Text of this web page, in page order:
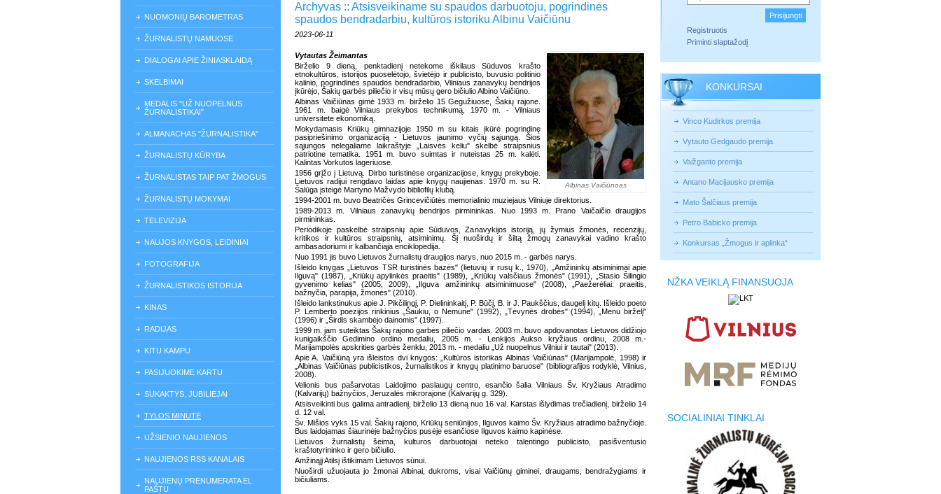
NUOMONIŲ BAROMETRAS
ŽURNALISTŲ NAMUOSE
DIALOGAI APIE ŽINIASKLAIDĄ
SKELBIMAI
MEDALIS "UŽ NUOPELNUS
ŽURNALISTIKAI"
ALMANACHAS "ŽURNALISTIKA"
ŽURNALISTŲ KŪRYBA
ŽURNALISTAS TAIP PAT ŽMOGUS
ŽURNALISTŲ MOKYMAI
TELEVIZIJA
NAUJOS KNYGOS, LEIDINIAI
FOTOGRAFIJA
ŽURNALISTIKOS ISTORIJA
KINAS
RADIJAS
KITU KAMPU
PASIJUOKIME KARTU
SUKAKTYS, JUBILIEJAI
TYLOS MINUTĖ
UŽSIENIO NAUJIENOS
NAUJIENOS RSS KANALAIS
NAUJIENŲ PRENUMERATA EL.
PAŠTU
Archyvas :: Atsisveikiname su spaudos darbuotoju, pogrindinės
spaudos bendradarbiu, kultūros istoriku Albinu Vaičiūnu
2023-06-11
Albinas Vaičiūnoas
Vytautas Žeimantas
Birželio 9 dieną, penktadienį netekome iškilaus Sūduvos krašto
etnokultūros, istorijos puoselėtojo, švietėjo ir publicisto, buvusio politinio
kalinio, pogrindinės spaudos bendradarbio, Vilniaus zanavykų bendrijos
įkūrėjo, Šakių garbės piliečio ir visų mūsų gero bičiulio Albino Vaičiūno.
Albinas Vaičiūnas gimė 1933 m. birželio 15 Gegužiuose, Šakių rajone.
1961 m. baigė Vilniaus prekybos technikumą, 1970 m. - Vilniaus
universitete ekonomiką.
Mokydamasis Kriūkų gimnazijoje 1950 m su kitais įkūrė pogrindinę
pasipriešinimo organizaciją - Lietuvos jaunimo vyčių sąjungą. Šios
sąjungos nelegaliame laikraštyje „Laisvės keliu" skelbė straipsnius
patriotine tematika. 1951 m. buvo suimtas ir nuteistas 25 m. kalėti.
Kalintas Vorkutos lageriuose.
1956 grįžo į Lietuvą. Dirbo turistinėse organizacijose, knygų prekyboje.
Lietuvos radijui rengdavo laidas apie knygų naujienas. 1970 m. su R.
Šalūga įsteigė Martyno Mažvydo bibliofilų klubą.
1994-2001 m. buvo Beatričės Grincevičiūtės memorialinio muziejaus Vilniuje direktorius.
1989-2013 m. Vilniaus zanavykų bendrijos pirmininkas. Nuo 1993 m. Prano Vaičaičio draugijos
pirmininkas.
Periodikoje paskelbė straipsnių apie Sūduvos, Zanavykijos istoriją, jų žymius žmonės, recenzijų,
kritikos ir kultūros straipsnių, atsiminimų. Šį nuoširdų ir šiltą žmogų zanavykai vadino krašto
ambasadoriumi ir kalbančiąja enciklopedija.
Nuo 1991 jis buvo Lietuvos žurnalistų draugijos narys, nuo 2015 m. - garbės narys.
Išleido knygas „Lietuvos TSR turistinės bazės" (lietuvių ir rusų k., 1970), „Amžininkų atsiminimai apie
Ilguvą" (1987), „Kriūkų apylinkės praeitis" (1989), „Kriūkų valsčiaus žmonės" (1991), „Stasio Šilingio
gyvenimo kelias" (2005, 2009), „Ilguva amžininkų atsiminimuose" (2008), „Paežerėliai: praeitis,
bažnyčia, parapija, žmonės" (2010).
Išleido lankstinukus apie J. Pikčilingį, P. Dielininkaitį, P. Būčį, B. ir J. Paukščius, daugelį kitų. Išleido poeto
P. Lemberto poezijos rinkinius „Šaukiu, o Nemune" (1992), „Tėvynės drobės" (1994), „Menu birželį"
(1996) ir „Širdis skambėjo dainomis" (1997).
1999 m. jam suteiktas Šakių rajono garbės piliečio vardas. 2003 m. buvo apdovanotas Lietuvos didžiojo
kunigaikščio Gedimino ordino medaliu, 2005 m. - Lenkijos Aukso kryžiaus ordinu, 2008 m.-
Marijampolės apskrities garbės ženklu, 2013 m. - medaliu „Už nuopelnus Vilniui ir tautai" (2013).
Apie A. Vaičiūną yra išleistos dvi knygos: „Kultūros istorikas Albinas Vaičiūnas" (Marijampolė, 1998) ir
„Albinas Vaičiūnas publicistikos, žurnalistikos ir knygų platinimo baruose" (bibliografijos rodyklė, Vilnius,
2008).
Velionis bus pašarvotas Laidojimo paslaugų centro, esančio šalia Vilniaus Šv. Kryžiaus Atradimo
(Kalvarijų) bažnyčios, Jeruzalės mikrorajone (Kalvarijų g. 329).
Atsisveikinti bus galima antradienį, birželio 13 dieną nuo 16 val. Karstas išlydimas trečiadienį, birželio 14
d. 12 val.
Šv. Mišios vyks 15 val. Šakių rajono, Kriūkų seniūnijos, Ilguvos kaimo Šv. Kryžiaus atradimo bažnyčioje.
Bus laidojamas šiaurinėje bažnyčios pusėje esančiose Ilguvos kaimo kapinėse.
Lietuvos žurnalistų šeima, kulturos darbuotojai neteko talentingo publicisto, pasišventusio
kraštotyrininko ir gero bičiulio.
Amžinąjį Atilsį ištikimam Lietuvos sūnui.
Nuoširdi užuojauta jo žmonai Albinai, dukroms, visai Vaičiūnų giminei, draugams, bendražygiams ir
bičiuliams.
Registruotis
Priminti slaptažodį
KONKURSAI
Vinco Kudirkos premija
Vytauto Gedgaudo premija
Vaižganto premija
Antano Macijausko premija
Mato Šalčiaus premija
Petro Babicko premija
Konkursas „Žmogus ir aplinka“
NŽKA VEIKLĄ FINANSUOJA
SOCIALINIAI TINKLAI